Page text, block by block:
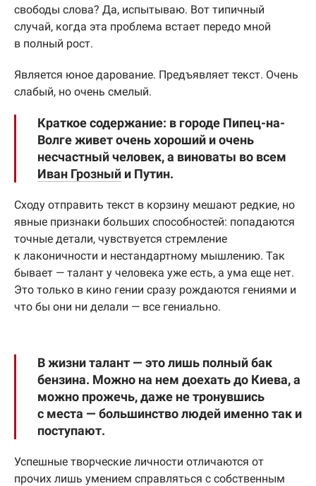
свободы слова? Да, испытываю. Вот типичный
случай, когда эта проблема встает передо мной
в полный рост.
Является юное дарование. Предъявляет текст. Очень
слабый, но очень смелый.
Краткое содержание: в городе Пипец-на-
Волге живет очень хороший и очень
несчастный человек, а виноваты во всем
Иван Грозный и Путин.
Сходу отправить текст в корзину мешают редкие, но
явные признаки больших способностей: попадаются
точные детали, чувствуется стремление
к лаконичности и нестандартному мышлению. Так
бывает — талант у человека уже есть, а ума еще нет.
Это только в кино гении сразу рождаются гениями и
что бы они ни делали — все гениально.
В жизни талант — это лишь полный бак
бензина. Можно на нем доехать до Киева, а
можно прожечь, даже не тронувшись
с места — большинство людей именно так и
поступают.
Успешные творческие личности отличаются от
прочих лишь умением справляться с собственным